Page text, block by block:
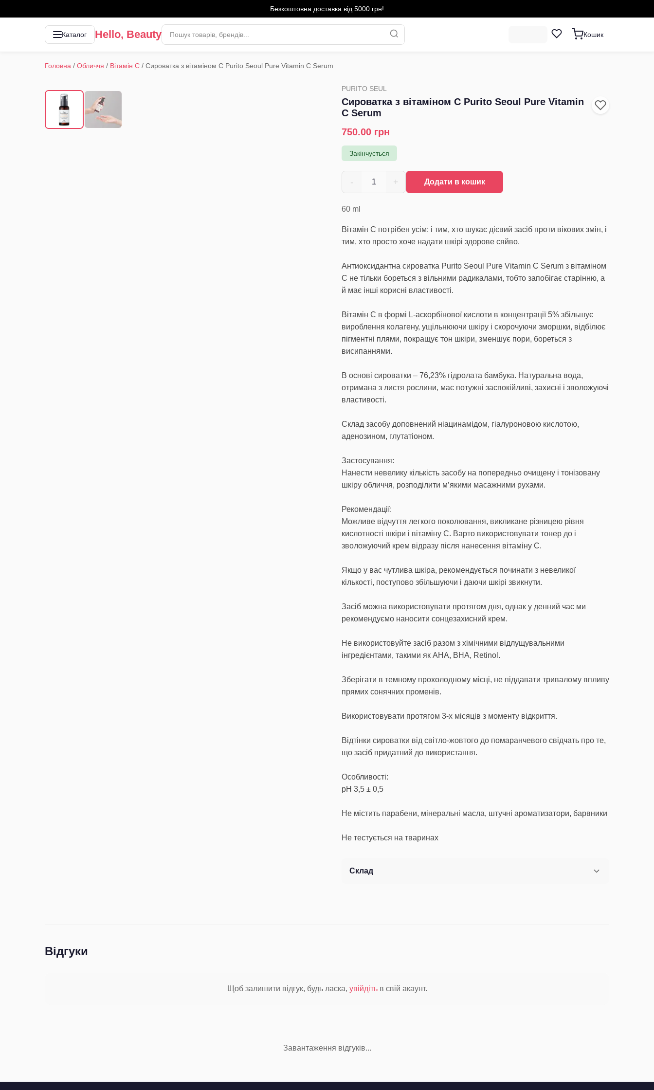
Безкоштовна доставка від 5000 грн!
Каталог Hello, Beauty Кошик
Головна / Обличчя / Вітамін С / Сироватка з вітаміном С Purito Seoul Pure Vitamin C Serum
PURITO SEUL
Сироватка з вітаміном С Purito Seoul Pure Vitamin
C Serum
750.00 грн
Закінчується
- 1 + Додати в кошик
60 ml
Вітамін С потрібен усім: і тим, хто шукає дієвий засіб проти вікових змін, і
тим, хто просто хоче надати шкірі здорове сяйво.
Антиоксидантна сироватка Purito Seoul Pure Vitamin C Serum з вітаміном
С не тільки бореться з вільними радикалами, тобто запобігає старінню, а
й має інші корисні властивості.
Вітамін С в формі L-аскорбінової кислоти в концентрації 5% збільшує
вироблення колагену, ущільнюючи шкіру і скорочуючи зморшки, відбілює
пігментні плями, покращує тон шкіри, зменшує пори, бореться з
висипаннями.
В основі сироватки – 76,23% гідролата бамбука. Натуральна вода,
отримана з листя рослини, має потужні заспокійливі, захисні і зволожуючі
властивості.
Склад засобу доповнений ніацинамідом, гіалуроновою кислотою,
аденозином, глутатіоном.
Застосування:
Нанести невелику кількість засобу на попередньо очищену і тонізовану
шкіру обличчя, розподілити м’якими масажними рухами.
Рекомендації:
Можливе відчуття легкого поколювання, викликане різницею рівня
кислотності шкіри і вітаміну С. Варто використовувати тонер до і
зволожуючий крем відразу після нанесення вітаміну С.
Якщо у вас чутлива шкіра, рекомендується починати з невеликої
кількості, поступово збільшуючи і даючи шкірі звикнути.
Засіб можна використовувати протягом дня, однак у денний час ми
рекомендуємо наносити сонцезахисний крем.
Не використовуйте засіб разом з хімічними відлущувальними
інгредієнтами, такими як AHA, BHA, Retinol.
Зберігати в темному прохолодному місці, не піддавати тривалому впливу
прямих сонячних променів.
Використовувати протягом 3-х місяців з моменту відкриття.
Відтінки сироватки від світло-жовтого до помаранчевого свідчать про те,
що засіб придатний до використання.
Особливості:
pH 3,5 ± 0,5
Не містить парабени, мінеральні масла, штучні ароматизатори, барвники
Не тестується на тваринах
Склад
Відгуки
Щоб залишити відгук, будь ласка, увійдітьв свій акаунт.
Завантаження відгуків...